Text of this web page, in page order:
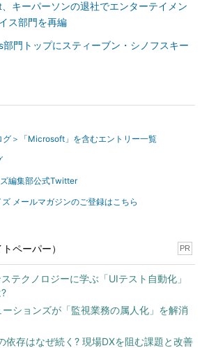
キーパーソンの退社でエンターテイメン
ス部門を再編
門トップにスティーブン・シノフスキー
グ＞「Microsoft」を含むエントリー一覧
編集部公式Twitter
メールマガジンのご登録はこちら
ペーパー） PR
テクノロジーに学ぶ「UIテスト自動化」
ションズが「監視業務の属人化」を解消
依存はなぜ続く? 現場DXを阻む課題と改善